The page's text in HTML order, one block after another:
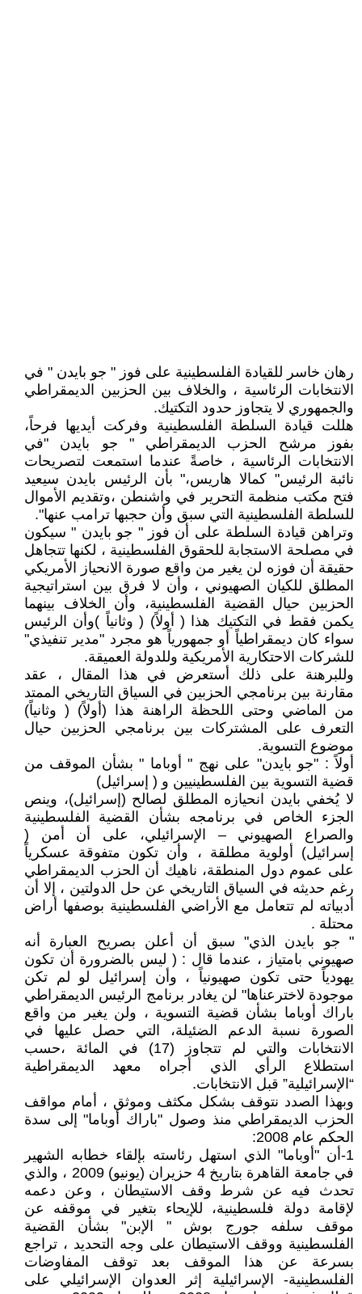
رهان خاسر للقيادة الفلسطينية على فوز " جو بايدن " في
الانتخابات الرئاسية ، والخلاف بين الحزبين الديمقراطي
والجمهوري لا يتجاوز حدود التكتيك.
هللت قيادة السلطة الفلسطينية وفركت أيديها فرحاً،
بفوز مرشح الحزب الديمقراطي " جو بايدن "في
الانتخابات الرئاسية ، خاصةً عندما استمعت لتصريحات
نائبة الرئيس" كمالا هاريس،" بأن الرئيس بايدن سيعيد
فتح مكتب منظمة التحرير في واشنطن ،وتقديم الأموال
للسلطة الفلسطينية التي سبق وأن حجبها ترامب عنها".
وتراهن قيادة السلطة على أن فوز " جو بايدن " سيكون
في مصلحة الاستجابة للحقوق الفلسطينية ، لكنها تتجاهل
حقيقة أن فوزه لن يغير من واقع صورة الانحياز الأمريكي
المطلق للكيان الصهيوني ، وأن لا فرق بين استراتيجية
الحزبين حيال القضية الفلسطينية، وأن الخلاف بينهما
يكمن فقط في التكتيك هذا ( أولاً) ( وثانياً )وأن الرئيس
سواء كان ديمقراطياً أو جمهورياً هو مجرد "مدير تنفيذي"
للشركات الاحتكارية الأمريكية وللدولة العميقة.
وللبرهنة على ذلك أستعرض في هذا المقال ، عقد
مقارنة بين برنامجي الحزبين في السياق التاريخي الممتد
من الماضي وحتى اللحظة الراهنة هذا (أولاً) ( وثانياً)
التعرف على المشتركات بين برنامجي الحزبين حيال
موضوع التسوية.
أولاً : "جو بايدن" على نهج " أوباما " بشأن الموقف من
قضية التسوية بين الفلسطينيين و ( إسرائيل)
لا يُخفي بايدن انحيازه المطلق لصالح (إسرائيل)، وينص
الجزء الخاص في برنامجه بشأن القضية الفلسطينية
والصراع الصهيوني – الإسرائيلي، على أن أمن (
إسرائيل) أولوية مطلقة ، وأن تكون متفوقة عسكرياً
على عموم دول المنطقة، ناهيك أن الحزب الديمقراطي
رغم حديثه في السياق التاريخي عن حل الدولتين ، إلا أن
أدبياته لم تتعامل مع الأراضي الفلسطينية بوصفها أراض
محتلة .
" جو بايدن الذي" سبق أن أعلن بصريح العبارة أنه
صهيوني بامتياز ، عندما قال : ( ليس بالضرورة أن تكون
يهودياً حتى تكون صهيونياً ، وأن إسرائيل لو لم تكن
موجودة لاخترعناها" لن يغادر برنامج الرئيس الديمقراطي
باراك أوباما بشأن قضية التسوية ، ولن يغير من واقع
الصورة نسبة الدعم الضئيلة، التي حصل عليها في
الانتخابات والتي لم تتجاوز (17) في المائة ،حسب
استطلاع الرأي الذي أجراه معهد الديمقراطية
“الإسرائيلية” قبل الانتخابات.
وبهذا الصدد نتوقف بشكل مكثف وموثق ، أمام مواقف
الحزب الديمقراطي منذ وصول "باراك أوباما" إلى سدة
الحكم عام 2008:
1-أن "أوباما" الذي استهل رئاسته بإلقاء خطابه الشهير
في جامعة القاهرة بتاريخ 4 حزيران (يونيو) 2009 ، والذي
تحدث فيه عن شرط وقف الاستيطان ، وعن دعمه
لإقامة دولة فلسطينية، للإيحاء بتغير في موقفه عن
موقف سلفه جورج بوش " الإبن" بشأن القضية
الفلسطينية ووقف الاستيطان على وجه التحديد ، تراجع
بسرعة عن هذا الموقف بعد توقف المفاوضات
الفلسطينية- الإسرائيلية إثر العدوان الإسرائيلي على